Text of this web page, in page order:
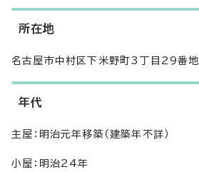
所在地
名古屋市中村区下米野町3丁目29番地
年代
主屋：明治元年移築（建築年不詳）
小屋：明治24年